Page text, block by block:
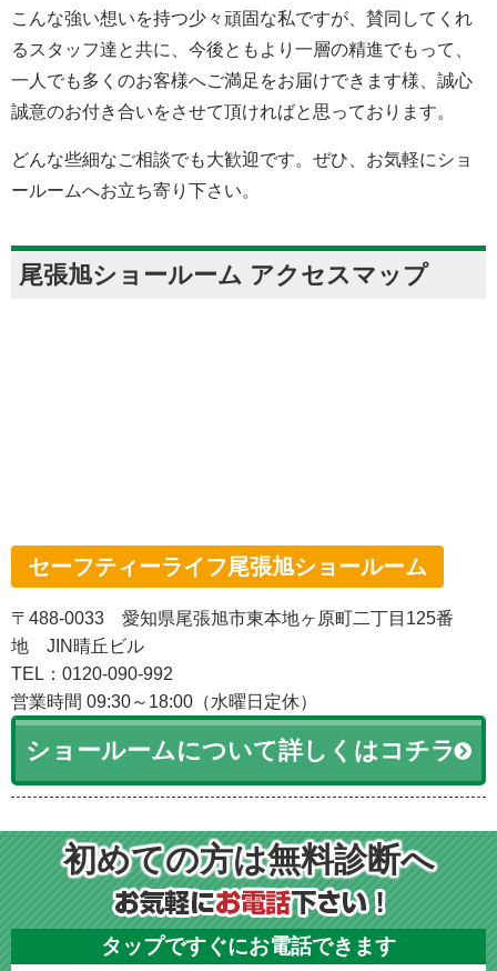
こんな強い想いを持つ少々頑固な私ですが、賛同してくれ
るスタッフ達と共に、今後ともより一層の精進でもって、
一人でも多くのお客様へご満足をお届けできます様、誠心
誠意のお付き合いをさせて頂ければと思っております。
どんな些細なご相談でも大歓迎です。ぜひ、お気軽にショ
ールームへお立ち寄り下さい。
尾張旭ショールーム アクセスマップ
セーフティーライフ尾張旭ショールーム
〒488-0033 愛知県尾張旭市東本地ヶ原町二丁目125番
地 JIN晴丘ビル
TEL：0120-090-992
営業時間 09:30～18:00（水曜日定休）
ショールームについて詳しくはコチラ
初めての方は無料診断へ
タップですぐにお電話できます